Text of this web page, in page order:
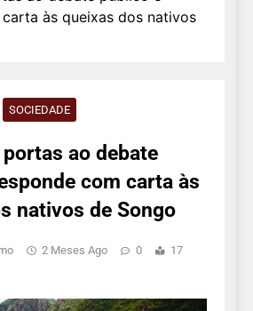
às queixas dos nativos
SOCIEDADE
portas ao debate
com carta às
nativos de Songo
2 Meses Ago 0
17